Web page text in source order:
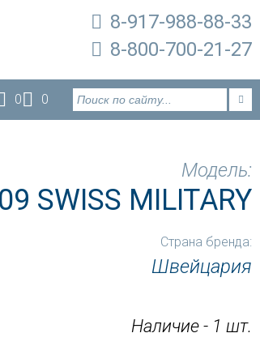
8-917-988-88-33
8-800-700-21-27
0 0
Модель:
SWISS MILITARY
Страна бренда:
Швейцария
Наличие - 1 шт.